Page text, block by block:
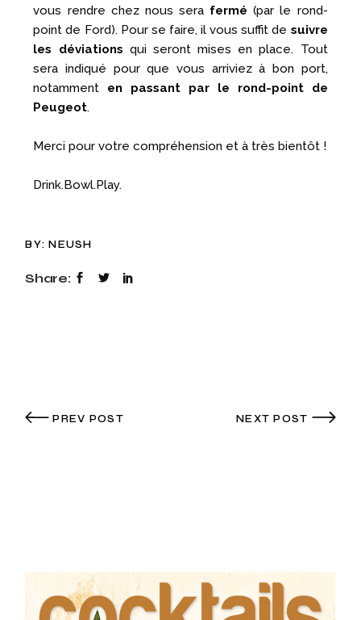
vous rendre chez nous sera fermé(par le rond-
point de Ford). Pour se faire, il vous suffit de suivre
les déviations qui seront mises en place. Tout
sera indiqué pour que vous arriviez à bon port,
notamment en passant par le rond-point de
Peugeot.
Merci pour votre compréhension et à très bientôt !
Drink.Bowl.Play.
BY: NEUSH
Share:
PREV POST NEXT POST